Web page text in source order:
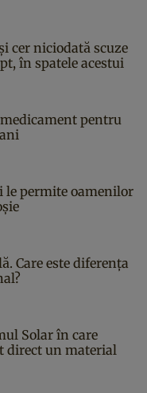
cer niciodată scuze
în spatele acestui
pentru
le permite oamenilor
Care este diferența
Solar în care
direct un material